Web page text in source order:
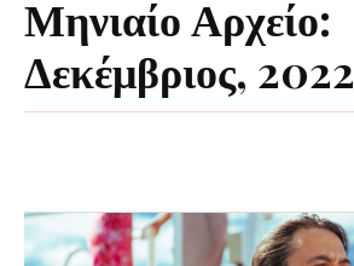
Μηνιαίο Αρχείο:
Δεκέμβριος, 2022